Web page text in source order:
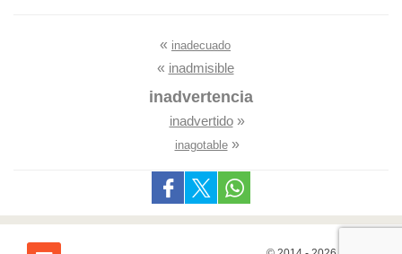
« inadecuado
« inadmisible
inadvertencia
inadvertido»
inagotable»